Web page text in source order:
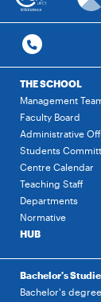
THE SCHOOL
Management
Faculty Board
Administrative
Students
Centre Calendar
Teaching Staff
Departments
Normative
HUB
Bachelor's
Bachelor's